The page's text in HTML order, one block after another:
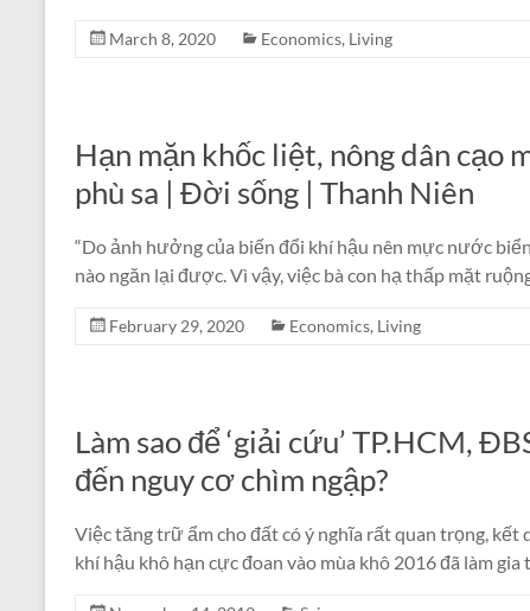
March 8, 2020 Economics, Living
Hạn mặn khốc liệt, nông dân cạo
phù sa | Đời sống | Thanh Niên
“Do ảnh hưởng của biến đổi khí hậu nên mực nước
nào ngăn lại được. Vì vậy, việc bà con hạ thấp mặt
February 29, 2020 Economics, Living
Làm sao để ‘giải cứu’ TP.HCM,
đến nguy cơ chìm ngập?
Việc tăng trữ ẩm cho đất có ý nghĩa rất quan trọng,
khí hậu khô hạn cực đoan vào mùa khô 2016 đã làm gia